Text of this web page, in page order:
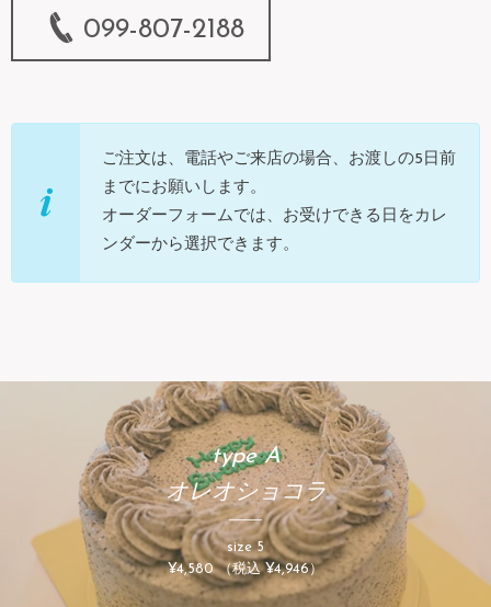
099-807-2188
ご注文は、電話やご来店の場合、お渡しの5日前
までにお願いします。
オーダーフォームでは、お受けできる日をカレ
ンダーから選択できます。
type A
オレオショコラ
size 5
¥4,580 （税込 ¥4,946）